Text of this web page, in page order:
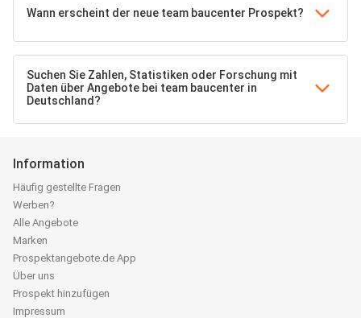
Wann erscheint der neue team baucenter Prospekt?
Suchen Sie Zahlen, Statistiken oder Forschung mit
Daten über Angebote bei team baucenter in
Deutschland?
Information
Häufig gestellte Fragen
Werben?
Alle Angebote
Marken
Prospektangebote.de App
Über uns
Prospekt hinzufügen
Impressum